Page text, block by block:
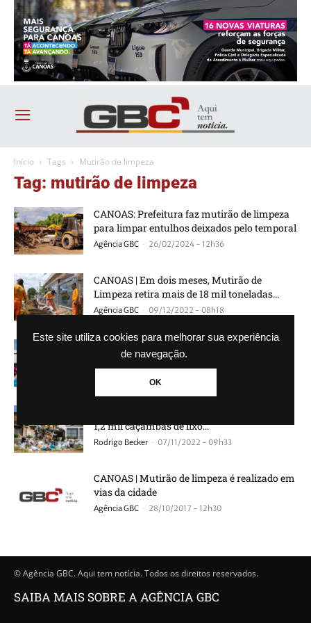
Este site utiliza cookies para melhorar sua experiência
de navegação.
OK
Início Tags Mutirão de limpeza
Tag: mutirão de limpeza
CANOAS: Prefeitura faz mutirão de limpeza
para limpar entulhos deixados pelo temporal
Agência GBC - 26/02/2024 - 12h36
CANOAS | Em dois meses, Mutirão de
Limpeza retira mais de 18 mil toneladas...
Agência GBC - 09/12/2022 - 08h18
CANOAS | Mutirão recolhe mais de 15 mil
toneladas de entulhos em 11 bairros
1,2 mil caçambas de lixo...
Rodrigo Becker - 07/11/2022 - 09h33
CANOAS | Mutirão de limpeza é realizado em
vias da cidade
Agência GBC - 28/10/2017 - 12h30
© Agência GBC. Aqui tem notícia. Todos os direitos reservados.
SAIBA MAIS SOBRE A AGÊNCIA GBC